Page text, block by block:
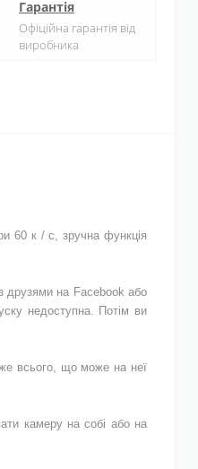
Гарантія
Офіційна гарантія від
виробника
60 к / с, зручна функція
друзями на Facebook або
недоступна. Потім ви
всього, що може на неї
камеру на собі або на